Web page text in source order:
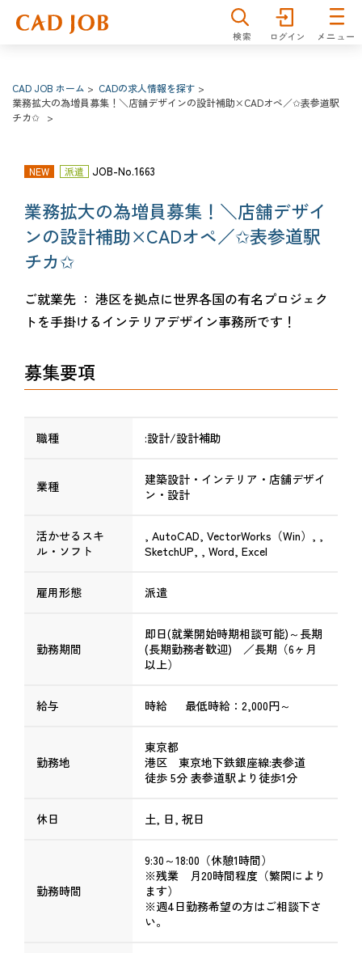
職種
キーワード
CAD JOB ホーム
CADの求人情報を探す
業務拡大の為増員募集！＼店舗デザインの設計補助×CADオペ／✩表参道駅
チカ✩
NEW 派遣 JOB-No.1663
業務拡大の為増員募集！＼店舗デザイ
ンの設計補助×CADオペ／✩表参道駅
チカ✩
ご就業先 ： 港区を拠点に世界各国の有名プロジェク
トを手掛けるインテリアデザイン事務所です！
募集要項
職種 :設計/設計補助
業種
建築設計・インテリア・店舗デザイ
ン・設計
活かせるスキ
ル・ソフト
, AutoCAD, VectorWorks（Win）, ,
SketchUP, , Word, Excel
雇用形態 派遣
勤務期間
即日(就業開始時期相談可能)～長期
(長期勤務者歓迎) ／長期（6ヶ月
以上）
給与 時給 最低時給：2,000円～
勤務地
東京都
港区 東京地下鉄銀座線:表参道
徒歩 5分 表参道駅より徒歩1分
休日 土, 日, 祝日
勤務時間
9:30～18:00（休憩1時間）
※残業 月20時間程度（繁閑により
ます）
※週4日勤務希望の方はご相談下さ
い。